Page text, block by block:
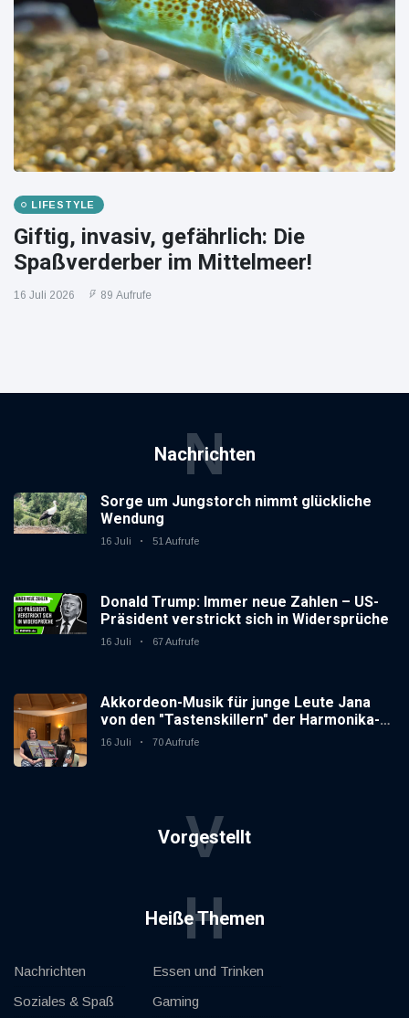
LIFESTYLE
Giftig, invasiv, gefährlich: Die
Spaßverderber im Mittelmeer!
16 Juli 2026 89 Aufrufe
Nachrichten
N
Sorge um Jungstorch nimmt glückliche
Wendung
16 Juli 51 Aufrufe
Donald Trump: Immer neue Zahlen – US-
Präsident verstrickt sich in Widersprüche
16 Juli 67 Aufrufe
Akkordeon-Musik für junge Leute Jana
von den "Tastenskillern" der Harmonika-
Vereinigung Gaggenau zeigt, wie "jung"
16 Juli 70 Aufrufe
Vorgestellt
V
Heiße Themen
H
Nachrichten
Soziales & Spaß
Essen und Trinken
Gaming